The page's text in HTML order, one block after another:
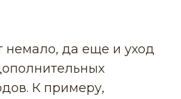
немало, да еще и уход
К примеру,